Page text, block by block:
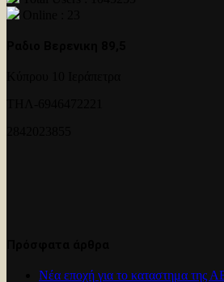
Νέα εποχή για το καταστημα της